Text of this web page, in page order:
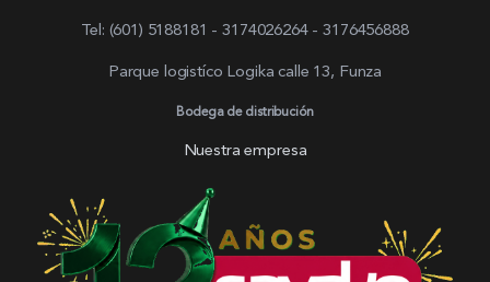
Tel: (601) 5188181 - 3174026264 - 3176456888
Parque logistíco Logika calle 13, Funza
Bodega de distribución
Nuestra empresa